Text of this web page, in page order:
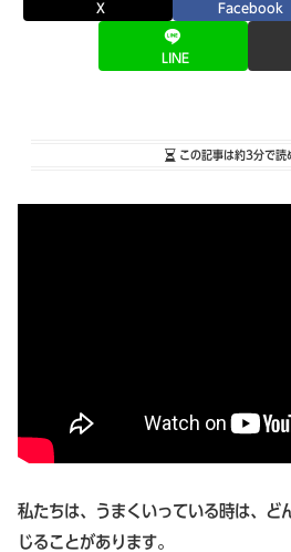
X Facebook
LINE
この記事は約3分で読
私たちは、うまくいっている時は、ど
じることがあります。